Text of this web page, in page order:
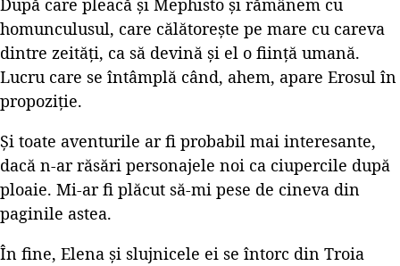
După care pleacă și Mephisto și rămânem cu
homunculusul, care călătorește pe mare cu careva
dintre zeități, ca să devină și el o ființă umană.
Lucru care se întâmplă când, ahem, apare Erosul în
propoziție.
Și toate aventurile ar fi probabil mai interesante,
dacă n-ar răsări personajele noi ca ciupercile după
ploaie. Mi-ar fi plăcut să-mi pese de cineva din
paginile astea.
În fine, Elena și slujnicele ei se întorc din Troia